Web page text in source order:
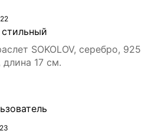
SOKOLOV, серебро, 925
17 см.